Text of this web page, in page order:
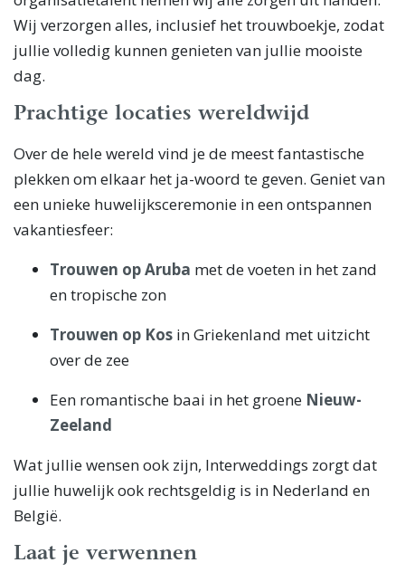
Wij verzorgen alles, inclusief het trouwboekje, zodat
jullie volledig kunnen genieten van jullie mooiste
dag.
Prachtige locaties wereldwijd
Over de hele wereld vind je de meest fantastische
plekken om elkaar het ja-woord te geven. Geniet van
een unieke huwelijksceremonie in een ontspannen
vakantiesfeer:
Trouwen op Aruba met de voeten in het zand
en tropische zon
Trouwen op Kos in Griekenland met uitzicht
over de zee
Een romantische baai in het groene Nieuw-
Zeeland
Wat jullie wensen ook zijn, Interweddings zorgt dat
jullie huwelijk ook rechtsgeldig is in Nederland en
België.
Laat je verwennen